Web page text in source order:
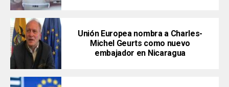
Unión Europea nombra a Charles-
Michel Geurts como nuevo
embajador en Nicaragua